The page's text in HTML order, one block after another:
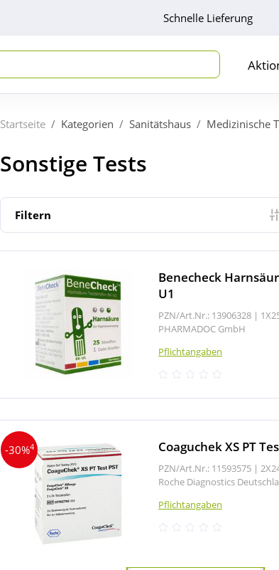
Schnelle Lieferung
Startseite Kategorien Sanitätshaus Medizinische
Sonstige Tests
Filtern
Benecheck
U1
PZN/Art.Nr.: 13906328 |
PHARMADOC GmbH
Pflichtangaben
-30%4 Coaguchek XS PT
PZN/Art.Nr.: 11593575 |
Roche Diagnostics
Pflichtangaben